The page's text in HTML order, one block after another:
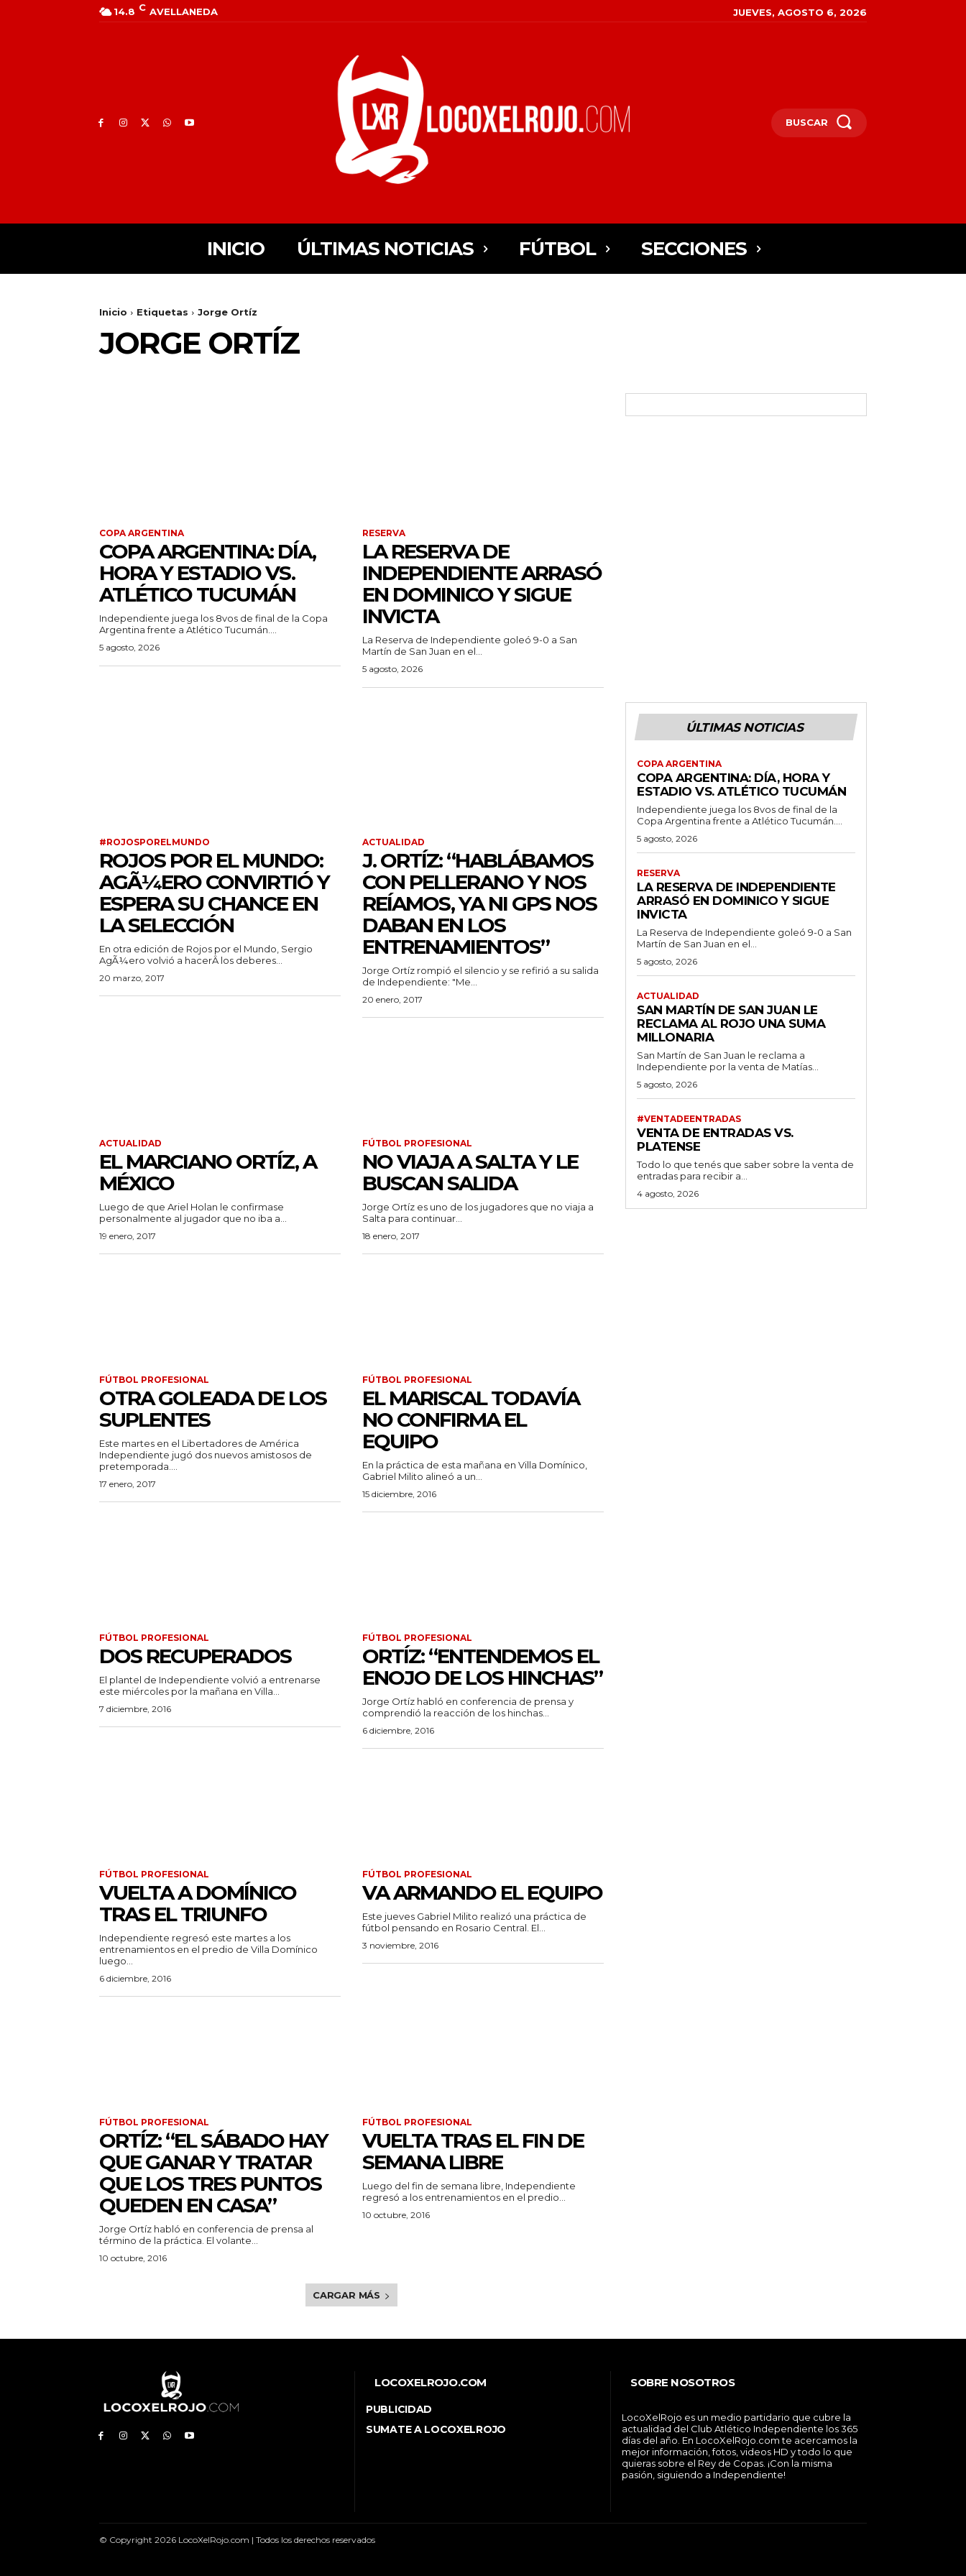
14.8 C AVELLANEDA JUEVES, AGOSTO 6, 2026
BUSCAR
INICIO ÚLTIMAS NOTICIAS FÚTBOL SECCIONES
Inicio Etiquetas Jorge Ortíz
JORGE ORTÍZ
COPA ARGENTINA
COPA ARGENTINA: DÍA,
HORA Y ESTADIO VS.
ATLÉTICO TUCUMÁN
Independiente juega los 8vos de final de la Copa
Argentina frente a Atlético Tucumán....
5 agosto, 2026
RESERVA
LA RESERVA DE
INDEPENDIENTE ARRASÓ
EN DOMINICO Y SIGUE
INVICTA
La Reserva de Independiente goleó 9-0 a San
Martín de San Juan en el...
5 agosto, 2026
#ROJOSPORELMUNDO
ROJOS POR EL MUNDO:
AGÃ¼ERO CONVIRTIÓ Y
ESPERA SU CHANCE EN
LA SELECCIÓN
En otra edición de Rojos por el Mundo, Sergio
AgÃ¼ero volvió a hacerÂ los deberes...
20 marzo, 2017
ACTUALIDAD
J. ORTÍZ: “HABLÁBAMOS
CON PELLERANO Y NOS
REÍAMOS, YA NI GPS NOS
DABAN EN LOS
ENTRENAMIENTOS”
Jorge Ortíz rompió el silencio y se refirió a su salida
de Independiente: "Me...
20 enero, 2017
ACTUALIDAD
EL MARCIANO ORTÍZ, A
MÉXICO
Luego de que Ariel Holan le confirmase
personalmente al jugador que no iba a...
19 enero, 2017
FÚTBOL PROFESIONAL
NO VIAJA A SALTA Y LE
BUSCAN SALIDA
Jorge Ortíz es uno de los jugadores que no viaja a
Salta para continuar...
18 enero, 2017
FÚTBOL PROFESIONAL
OTRA GOLEADA DE LOS
SUPLENTES
Este martes en el Libertadores de América
Independiente jugó dos nuevos amistosos de
pretemporada....
17 enero, 2017
FÚTBOL PROFESIONAL
EL MARISCAL TODAVÍA
NO CONFIRMA EL
EQUIPO
En la práctica de esta mañana en Villa Domínico,
Gabriel Milito alineó a un...
15 diciembre, 2016
FÚTBOL PROFESIONAL
DOS RECUPERADOS
El plantel de Independiente volvió a entrenarse
este miércoles por la mañana en Villa...
7 diciembre, 2016
FÚTBOL PROFESIONAL
ORTÍZ: “ENTENDEMOS EL
ENOJO DE LOS HINCHAS”
Jorge Ortíz habló en conferencia de prensa y
comprendió la reacción de los hinchas...
6 diciembre, 2016
FÚTBOL PROFESIONAL
VUELTA A DOMÍNICO
TRAS EL TRIUNFO
Independiente regresó este martes a los
entrenamientos en el predio de Villa Domínico
luego...
6 diciembre, 2016
FÚTBOL PROFESIONAL
VA ARMANDO EL EQUIPO
Este jueves Gabriel Milito realizó una práctica de
fútbol pensando en Rosario Central. El...
3 noviembre, 2016
FÚTBOL PROFESIONAL
ORTÍZ: “EL SÁBADO HAY
QUE GANAR Y TRATAR
QUE LOS TRES PUNTOS
QUEDEN EN CASA”
Jorge Ortíz habló en conferencia de prensa al
término de la práctica. El volante...
10 octubre, 2016
FÚTBOL PROFESIONAL
VUELTA TRAS EL FIN DE
SEMANA LIBRE
Luego del fin de semana libre, Independiente
regresó a los entrenamientos en el predio...
10 octubre, 2016
CARGAR MÁS
ÚLTIMAS NOTICIAS
COPA ARGENTINA
COPA ARGENTINA: DÍA, HORA Y
ESTADIO VS. ATLÉTICO TUCUMÁN
Independiente juega los 8vos de final de la
Copa Argentina frente a Atlético Tucumán....
5 agosto, 2026
RESERVA
LA RESERVA DE INDEPENDIENTE
ARRASÓ EN DOMINICO Y SIGUE
INVICTA
La Reserva de Independiente goleó 9-0 a San
Martín de San Juan en el...
5 agosto, 2026
ACTUALIDAD
SAN MARTÍN DE SAN JUAN LE
RECLAMA AL ROJO UNA SUMA
MILLONARIA
San Martín de San Juan le reclama a
Independiente por la venta de Matías...
5 agosto, 2026
#VENTADEENTRADAS
VENTA DE ENTRADAS VS.
PLATENSE
Todo lo que tenés que saber sobre la venta de
entradas para recibir a...
4 agosto, 2026
LOCOXELROJO.COM
PUBLICIDAD
SUMATE A LOCOXELROJO
SOBRE NOSOTROS
LocoXelRojo es un medio partidario que cubre la
actualidad del Club Atlético Independiente los 365
días del año. En LocoXelRojo.com te acercamos la
mejor información, fotos, videos HD y todo lo que
quieras sobre el Rey de Copas. ¡Con la misma
pasión, siguiendo a Independiente!
© Copyright 2026 LocoXelRojo.com | Todos los derechos reservados